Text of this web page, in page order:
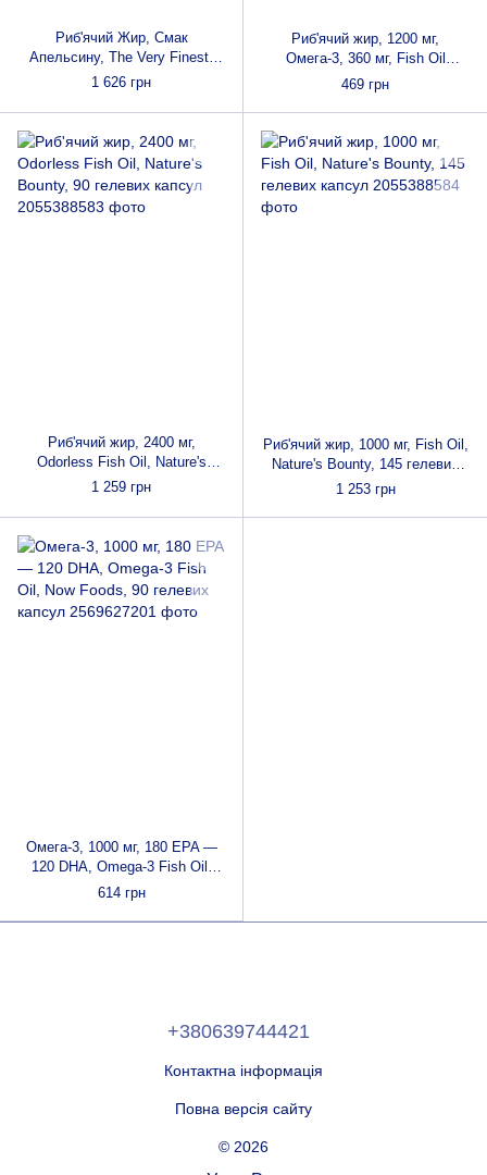
Риб'ячий Жир, Смак
Апельсину, The Very Finest,
Carlson, 120+30 желатинових
1 626 грн
Риб'ячий жир, 1200 мг,
Омега-3, 360 мг, Fish Oil
Omega 3, 21st Century, 90
желатинових капсул
469 грн
Риб'ячий жир, 2400 мг,
Odorless Fish Oil, Nature's
Bounty, 90 гелевих капсул
1 259 грн
Риб'ячий жир, 1000 мг, Fish Oil,
Nature's Bounty, 145 гелевих
капсул
1 253 грн
Омега-3, 1000 мг, 180 EPA —
120 DHA, Omega-3 Fish Oil,
Now Foods, 90 гелевих капсул
614 грн
+380639744421
Контактна інформація
Повна версія сайту
© 2026